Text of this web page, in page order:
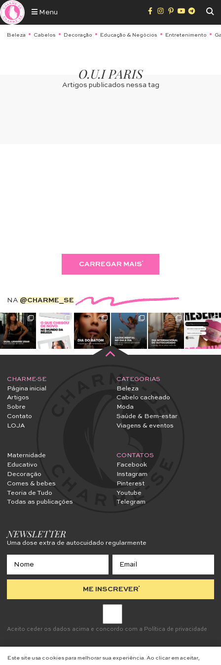
Menu
Beleza Cabelos Decoração Educação & Negócios Entretenimento
O.U.I PARIS
Artigos publicados nessa tag
CARREGAR MAIS
NA @CHARME_SE
CHARME-SE
Página inicial
Artigos
Sobre
Contato
LOJA
CATEGORIAS
Beleza
Cabelo cacheado
Moda
Saúde & Bem-estar
Viagens & eventos
Maternidade
Educativo
Decoração
Comes & bebes
Teoria de Tudo
Todas as publicações
CONTATOS
Facebook
Instagram
Pinterest
Youtube
Telegram
NEWSLETTER
Uma dose extra de autocuidado regularmente
ME INSCREVER
Aceito ceder os dados acima e concordo com a Política de privacidade
SER VOCÊ MESMA • CHARME-SE • É UM CHARME SER VOCÊ MESMA •
Este site usa cookies para melhorar sua experiência. Ao clicar em aceitar,